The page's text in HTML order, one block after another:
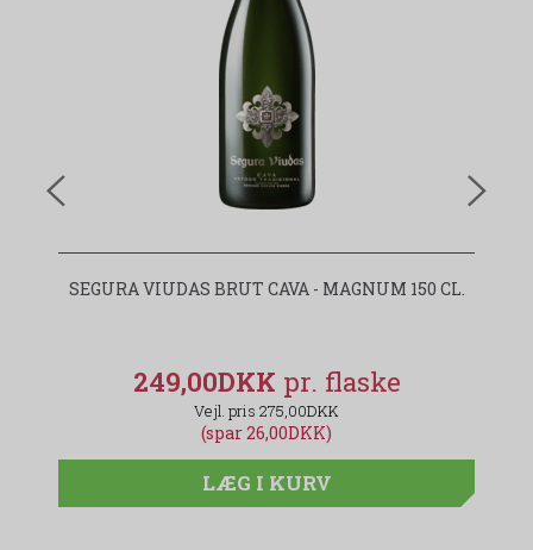
SEGURA VIUDAS BRUT CAVA - MAGNUM 150 CL.
249,00DKK
275,00DKK
(spar 26,00DKK)
LÆG I KURV